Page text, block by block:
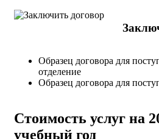
Образец договора для
отделение
Образец договора для
Стоимость услуг на
учебный год